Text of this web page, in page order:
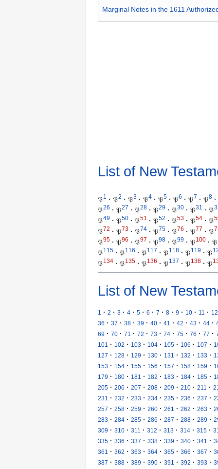
Marginal Notes in the 1611
List of New
𝔓1 · 𝔓2 · 𝔓3 · 𝔓4 · 𝔓5 · 𝔓6 · 𝔓7 · 𝔓8 ·
𝔓26 · 𝔓27 · 𝔓28 · 𝔓29 · 𝔓30 · 𝔓31 · 𝔓
𝔓49 · 𝔓50 · 𝔓51 · 𝔓52 · 𝔓53 · 𝔓54 · 𝔓
𝔓72 · 𝔓73 · 𝔓74 · 𝔓75 · 𝔓76 · 𝔓77 · 𝔓
𝔓95 · 𝔓96 · 𝔓97 · 𝔓98 · 𝔓99 · 𝔓100 · 𝔓
𝔓115 · 𝔓116 · 𝔓117 · 𝔓118 · 𝔓119 · 𝔓
𝔓134 · 𝔓135 · 𝔓136 · 𝔓137 · 𝔓138 · 𝔓
List of New
1 · 2 · 3 · 4 · 5 · 6 · 7 · 8 · 9 · 10 · 11 · 12
36 · 37 · 38 · 39 · 40 · 41 · 42 · 43 · 44 ·
69 · 70 · 71 · 72 · 73 · 74 · 75 · 76 · 77 ·
101
· 102 · 103 · 104 · 105 · 106 · 107 ·
127 · 128 · 129 · 130 · 131 · 132 · 133 ·
153 · 154 · 155 · 156 · 157 · 158 · 159 ·
179 · 180 · 181 · 182 · 183 · 184 · 185 ·
205 · 206 · 207 · 208 · 209 · 210 · 211 ·
231
· 232 · 233 · 234 · 235 · 236 · 237 ·
257 · 258 · 259 · 260 · 261 · 262 · 263 ·
283 · 284 · 285 · 286 · 287 · 288 · 289 ·
309 · 310 · 311 · 312 · 313 · 314 · 315 ·
335 · 336 · 337 · 338 · 339 · 340 · 341 ·
361
· 362 · 363 · 364 · 365 · 366 · 367 ·
387 · 388 · 389 · 390 · 391 · 392 · 393 ·